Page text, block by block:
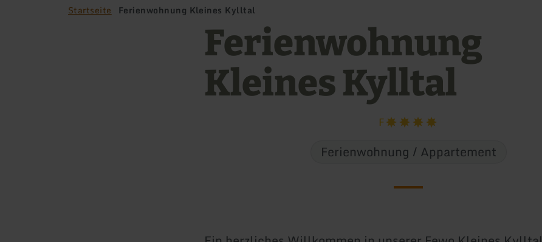
Startseite Ferienwohnung Kleines Kylltal
Ferienwohnung
Kleines Kylltal
F
Ferienwohnung / Appartement